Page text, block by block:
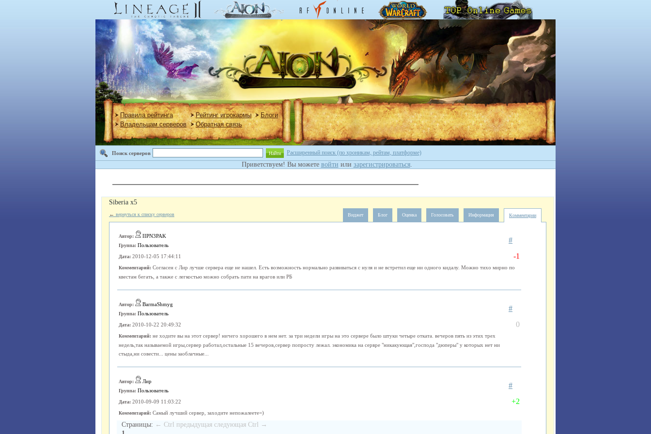
Правила рейтинга Рейтинг игрокармы
Блоги
Владельцам серверов
Обратная связь
Поиск серверов Найти Расширенный поиск (по хроникам, рейтам, платформе)
Приветствуем! Вы можете войти или зарегистрироваться.
Siberia x5
← вернуться к списку серверов Комментарии
Информация
Голосовать
Оценка
Блог
Виджет
Автор: IIPN3PAK
Группа: Пользователь
#
Дата: 2010-12-05 17:44:11 -1
Комментарий: Согласен с Лир лучше сервера еще не нашел. Есть возможность нормально развиваться с нуля и не встретил еще ни одного кидалу. Можно тихо мирно по
квестам бегать, а также с легкостью можно собрать пати на врагов или РБ
Автор: BarmaShmyg
Группа: Пользователь
#
Дата: 2010-10-22 20:49:32 0
Комментарий: не ходите вы на этот сервер! ничего хорошего в нем нет. за три недели игры на это сервере было штуки четыре отката. вечеров пять из этих трех
недель,так называемой игры,сервер работал,остальные 15 вечеров,сервер попросту лежал. экономика на сервре "никакующая",господа "дюперы" у которых нет ни
стыда,ни совести... цены заоблачные...
Автор: Лир
Группа: Пользователь
#
Дата: 2010-09-09 11:03:22 +2
Комментарий: Самый лучший сервер, заходите непожалеете=)
Страницы: ← Ctrl предыдущая следующая Ctrl →